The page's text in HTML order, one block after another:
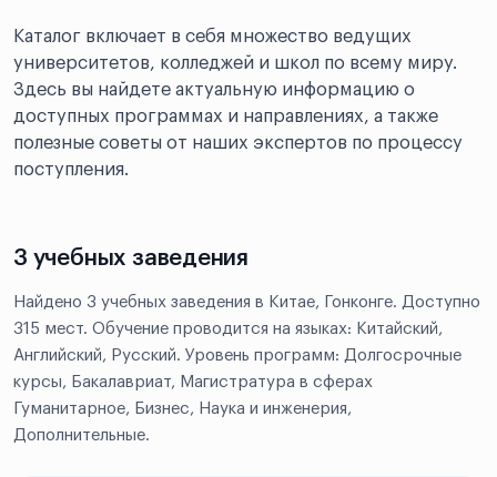
Каталог включает в себя множество ведущих
университетов, колледжей и школ по всему миру.
Здесь вы найдете актуальную информацию о
доступных программах и направлениях, а также
полезные советы от наших экспертов по процессу
поступления.
3 учебных заведения
Найдено 3 учебных заведения в Китае, Гонконге. Доступно
315 мест. Обучение проводится на языках: Китайский,
Английский, Русский. Уровень программ: Долгосрочные
курсы, Бакалавриат, Магистратура в сферах
Гуманитарное, Бизнес, Наука и инженерия,
Дополнительные.